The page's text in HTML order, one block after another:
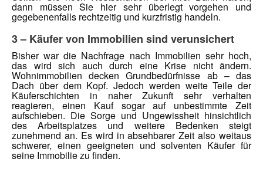
dann müssen Sie hier sehr überlegt vorgehen und
gegebenenfalls rechtzeitig und kurzfristig handeln.
3 – Käufer von Immobilien sind verunsichert
Bisher war die Nachfrage nach Immobilien sehr hoch,
das wird sich auch durch eine Krise nicht ändern.
Wohnimmobilien decken Grundbedürfnisse ab – das
Dach über dem Kopf. Jedoch werden weite Teile der
Käuferschichten in naher Zukunft sehr verhalten
reagieren, einen Kauf sogar auf unbestimmte Zeit
aufschieben. Die Sorge und Ungewissheit hinsichtlich
des Arbeitsplatzes und weitere Bedenken steigt
zunehmend an. Es wird in absehbarer Zeit also weitaus
schwerer, einen geeigneten und solventen Käufer für
seine Immobilie zu finden.